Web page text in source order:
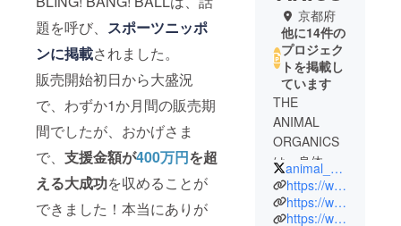
題を呼び、 スポーツニッポ
ンに掲載されました。
販売開始初日から大盛況
で、わずか1か月間の販売期
間でしたが、おかげさま
で、 支援金額が400万円を超
える大成功を収めることが
できました！本当にありが
京都府
他に14件の
プロジェク
トを掲載し
ています
THE
ANIMAL
ORGANICS
は、身体に
もこころに
もやさし
く、をテー
animal_organics
https://www.instagram.com/the_animal_organics/
https://www.amazon.co.jp/theanimalorganics
https://www1.animal-organics.com/